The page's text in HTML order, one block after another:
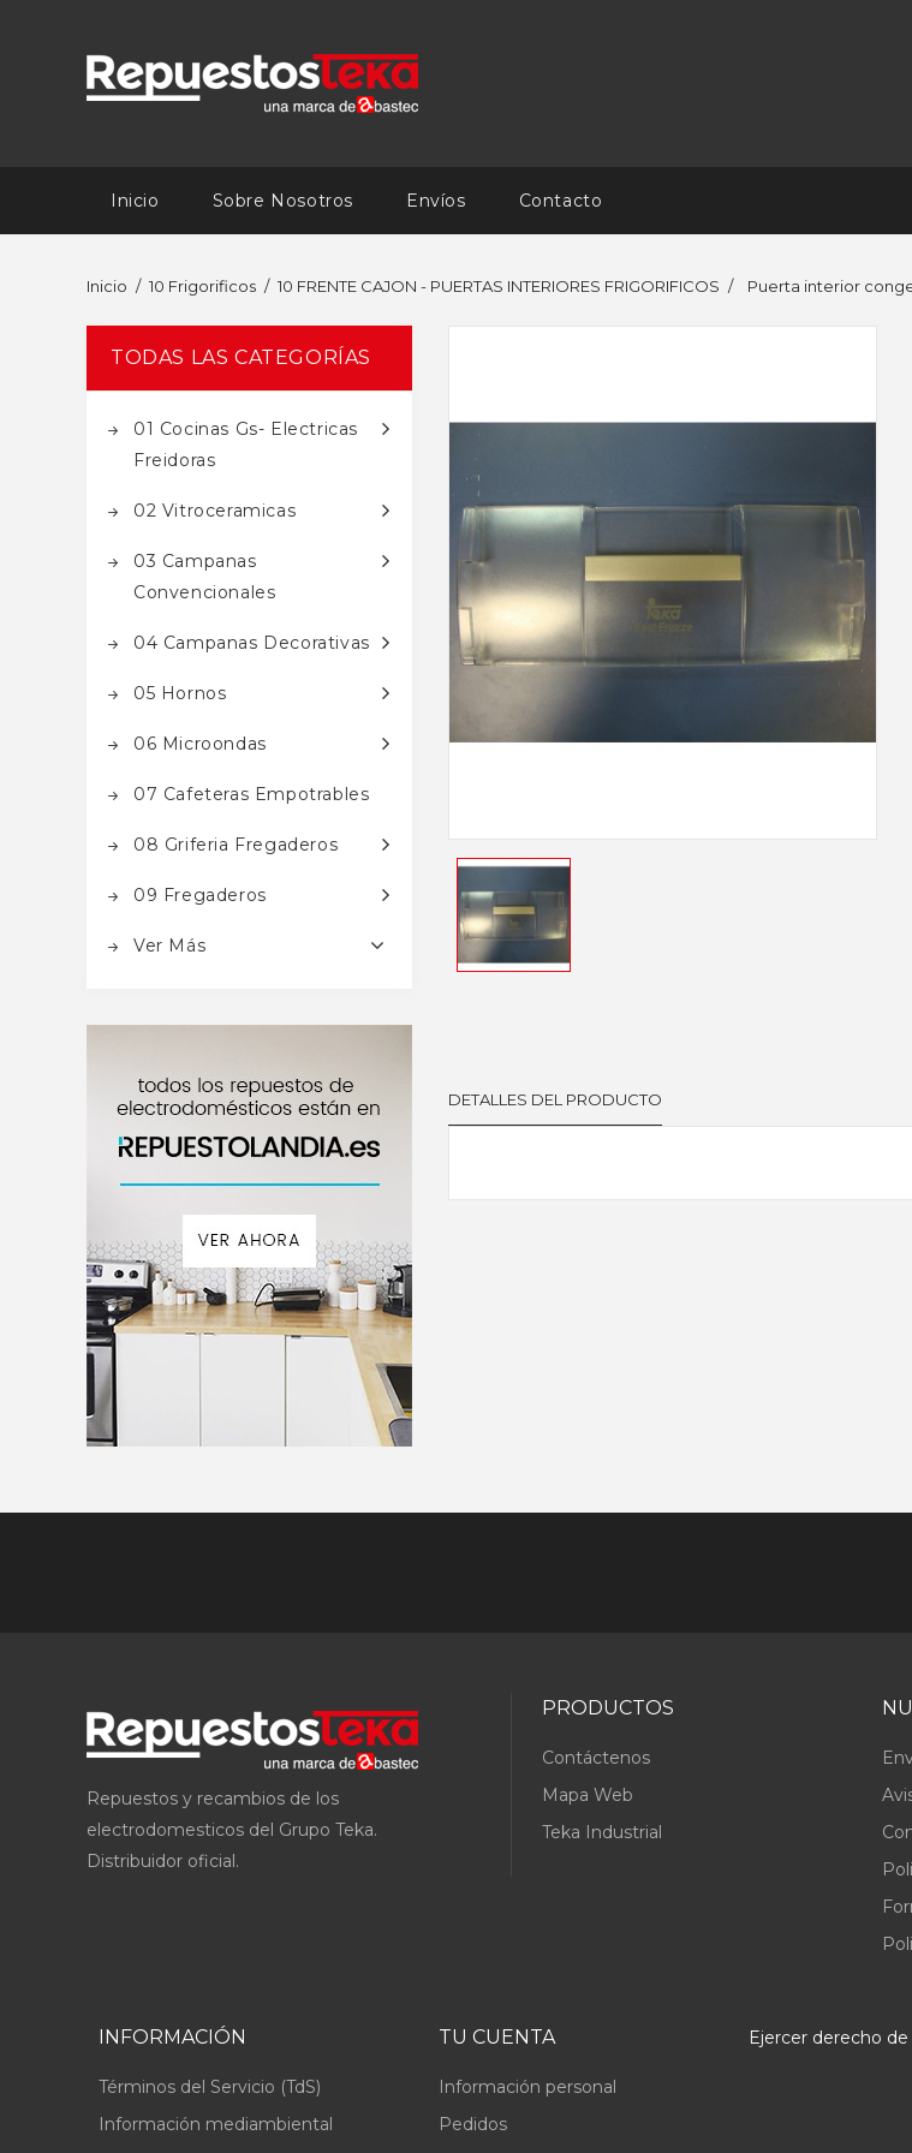
Inicio Sobre Nosotros Envíos Contacto
Inicio 10 Frigorificos 10 FRENTE CAJON - PUERTAS INTERIORES FRIGORIFICOS Puerta interior
TODAS LAS CATEGORÍAS
01 Cocinas Gs- Electricas
Freidoras
02 Vitroceramicas
03 Campanas
Convencionales
04 Campanas Decorativas
05 Hornos
06 Microondas
07 Cafeteras Empotrables
08 Griferia Fregaderos
09 Fregaderos
Ver Más
DETALLES DEL PRODUCTO
Repuestos y recambios de los
electrodomesticos del Grupo Teka.
Distribuidor oficial.
PRODUCTOS
Contáctenos
Mapa Web
Teka Industrial
INFORMACIÓN
Términos del Servicio (TdS)
Información mediambiental
TU CUENTA
Información personal
Pedidos
Ejercer derecho